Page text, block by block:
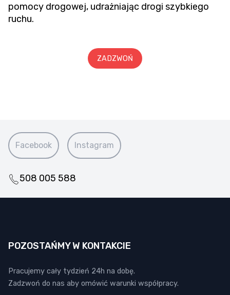
pomocy drogowej, udrażniając drogi szybkiego
ruchu.
ZADZWOŃ
Facebook Instagram
508 005 588
POZOSTAŃMY W KONTAKCIE
Pracujemy cały tydzień 24h na dobę.
Zadzwoń do nas aby omówić warunki współpracy.